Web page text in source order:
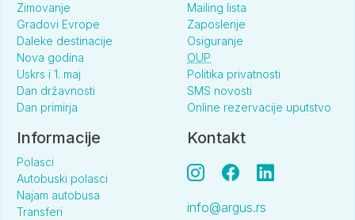
Zimovanje
Gradovi Evrope
Daleke destinacije
Nova godina
Uskrs i 1. maj
Dan državnosti
Dan primirja
Mailing lista
Zaposlenje
Osiguranje
OUP
Politika privatnosti
SMS novosti
Online rezervacije uputstvo
Informacije
Polasci
Autobuski polasci
Najam autobusa
Transferi
Kontakt
info@argus.rs